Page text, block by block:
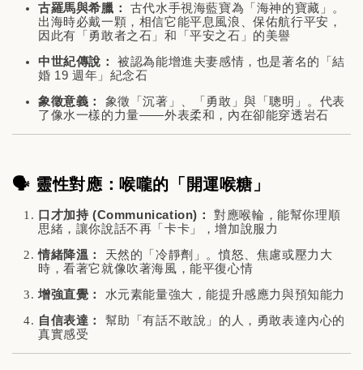
古羅馬與希臘：
古代水手視海藍寶為「海神的寶藏」。
出海時必戴一顆，相信它能平息風浪、保佑航行平安，
因此有「勇敢者之石」和「平安之石」的美譽
中世紀傳說：
被認為能增進夫妻感情，也是著名的「結
婚 19 週年」紀念石
象徵意義：
象徵「沉著」、「勇敢」與「聰明」。代表
了像水一樣的力量——外表柔和，內在卻能穿透岩石
🗣️ 靈性對應：喉嚨的「開運喉糖」
口才加持 (Communication)：
對應喉輪，能幫你理順
思緒，讓你說話不再「卡卡」，增加說服力
情緒降溫：
天然的「冷靜劑」。憤怒、焦慮或壓力大
時，看著它就像吹著海風，能平復心情
增強直覺：
水元素能量強大，能提升感應力與預知能力
自信表達：
幫助「有話不敢說」的人，勇敢表達內心的
真實感受